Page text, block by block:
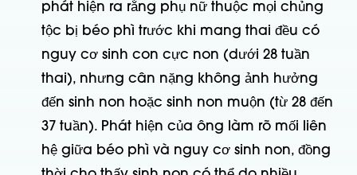
phát hiện ra rằng phụ nữ thuộc mọi chủng
tộc bị béo phì trước khi mang thai đều có
nguy cơ sinh con cực non (dưới 28 tuần
thai), nhưng cân nặng không ảnh hưởng
đến sinh non hoặc sinh non muộn (từ 28 đến
37 tuần). Phát hiện của ông làm rõ mối liên
hệ giữa béo phì và nguy cơ sinh non, đồng